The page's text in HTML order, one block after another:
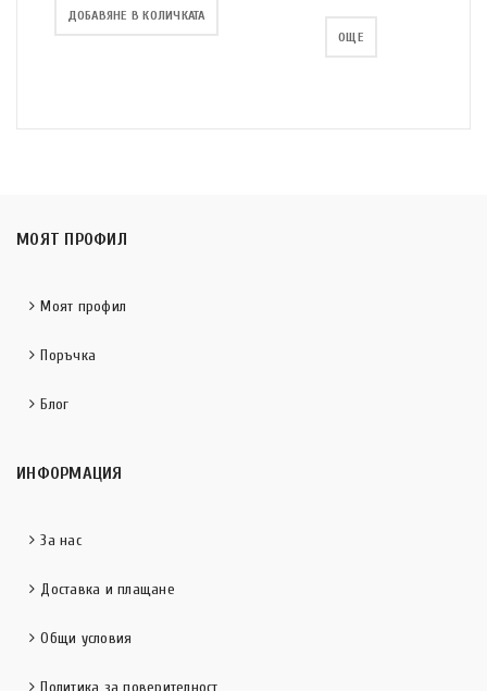
ДОБАВЯНЕ В КОЛИЧКАТА
ОЩЕ
МОЯТ ПРОФИЛ
Моят профил
Поръчка
Блог
ИНФОРМАЦИЯ
За нас
Доставка и плащане
Общи условия